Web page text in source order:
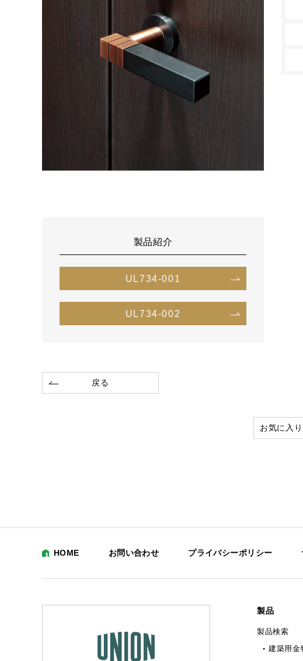
製品紹介
UL734-001
UL734-002
戻る
お気に入
HOME お問い合わせ プライバシーポリシー
製品
製品検索
建築用金